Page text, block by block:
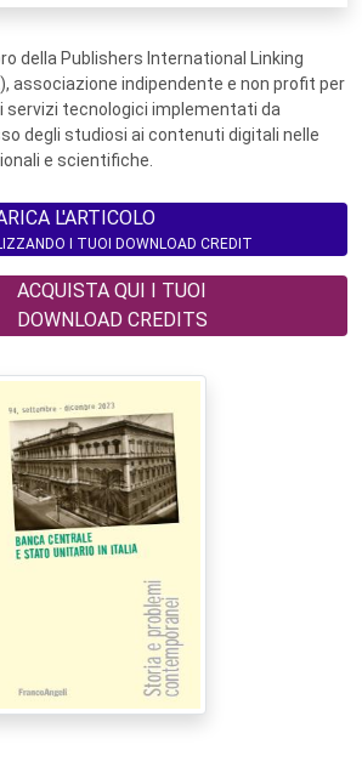
della Publishers International Linking
associazione indipendente e non profit per
tecnologici implementati da
degli studiosi ai contenuti digitali nelle
e scientifiche.
L'ARTICOLO
I TUOI DOWNLOAD CREDIT
ACQUISTA QUI I TUOI
DOWNLOAD CREDITS